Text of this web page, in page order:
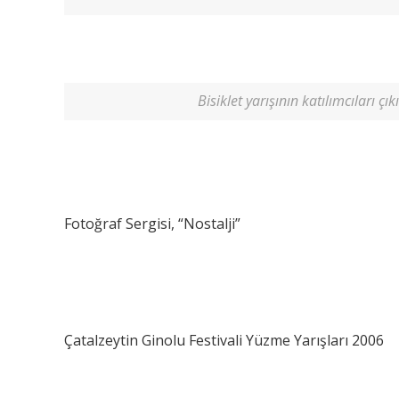
Bisiklet yarışının katılımcıları
Fotoğraf Sergisi, “Nostalji”
Çatalzeytin Ginolu Festivali Yüzme Yarışları 2006